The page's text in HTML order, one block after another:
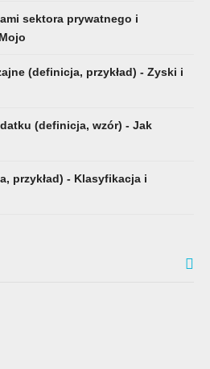
sektora prywatnego i
(definicja, przykład) - Zyski i
(definicja, wzór) - Jak
przykład) - Klasyfikacja i